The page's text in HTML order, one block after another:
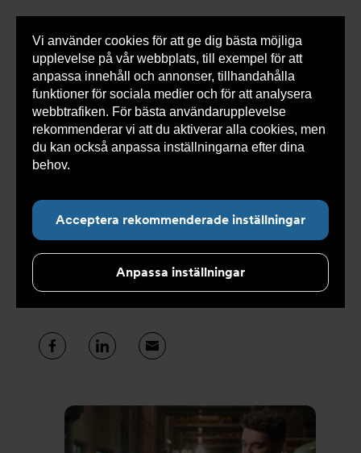
Vi använder cookies för att ge dig bästa möjliga
upplevelse på vår webbplats, till exempel för att
anpassa innehåll och annonser, tillhandahålla
funktioner för sociala medier och för att analysera
webbtrafiken. För bästa användarupplevelse
rekommenderar vi att du aktiverar alla cookies, men
du kan också anpassa inställningarna efter dina
behov.
Acceptera rekommenderade inställningar
Anpassa inställningar
0 varorSnabborder
Undernavigering för ”Kunskap och support”
Installation-och
informationsfilmer
Installera rätt direkt - vi förser dig med bra